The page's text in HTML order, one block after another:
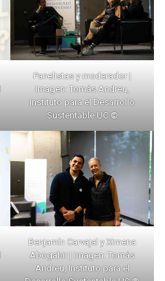
Panelistas y moderador |
Imagen: Tomás Andreu,
Instituto para el Desarrollo
Sustentable UC ©
Benjamín Carvajal y Ximena
Abogabir | Imagen: Tomás
Andreu, Instituto para el